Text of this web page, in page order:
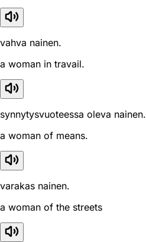
vahva nainen.
a woman in travail.
synnytysvuoteessa oleva nainen.
a woman of means.
varakas nainen.
a woman of the streets